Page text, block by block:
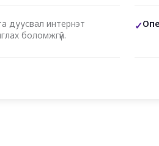
дуусвал интернэт
боломжгүй.